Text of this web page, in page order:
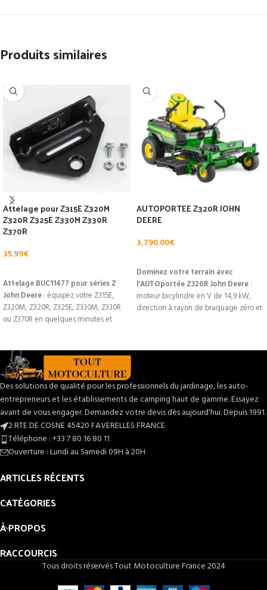
Produits similaires
Attelage pour Z315E Z320M
Z320R Z325E Z330M Z330R
Z370R
35.99€
Attelage BUC11477 pour séries Z
John Deere : équipez votre Z315E,
Z320M, Z320R, Z325E, Z330M, Z330R
ou Z370R en quelques minutes et
d'attelage arrière, tous les boulons et
contre-écrous nécessaires pour une
installation fiable et sécurisée. Conçu
pour résister aux usages jardinage et
paysagisme, il permet de tracter
équipements approuvés (chariots,
épandeurs, aérateurs) sans
compromettre la maniabilité. Prix
attractif à seulement35,99€— un
fonctions. Voir aussi lebac de
compléter votre équipement.
AUTOPORTEE Z320R JOHN
DEERE
3,790.00€
Dominez votre terrain avec
l'AUTOportée Z320R John Deere :
moteur bicylindre en V de 14,9 kW,
direction à rayon de braquage zéro et
option) et rangements pratiques
(compartiment outils fermé). Prix
attractif à seulement3 790 €—
performance et robustesse réunies.
Accessoirisez facilement : découvrez
compatible
Des solutions de qualité pour les professionnels du jardinage, les auto-
entrepreneurs et les établissements de camping haut de gamme. Essayez
avant de vous engager. Demandez votre devis dès aujourd'hui. Depuis 1991.
2 RTE DE COSNE 45420 FAVERELLES FRANCE
Téléphone : +33 7 80 16 80 11
Ouverture : Lundi au Samedi 09H à 20H
ARTICLES RÉCENTS
CATÉGORIES
À PROPOS
RACCOURCIS
Tous droits réservés Tout Motoculture France 2024